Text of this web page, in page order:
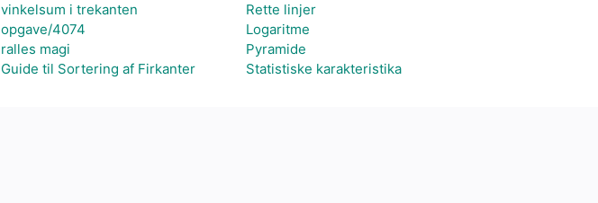
vinkelsum i trekanten
opgave/4074
ralles magi
Guide til Sortering af Firkanter
Rette linjer
Logaritme
Pyramide
Statistiske karakteristika